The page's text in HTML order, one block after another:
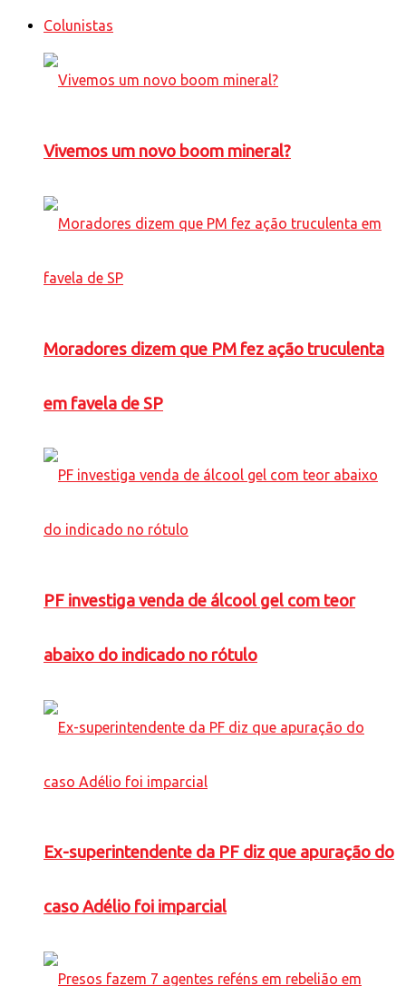
Colunistas
Vivemos um novo boom mineral?
Moradores dizem que PM fez ação truculenta
em favela de SP
PF investiga venda de álcool gel com teor
abaixo do indicado no rótulo
Ex-superintendente da PF diz que apuração do
caso Adélio foi imparcial